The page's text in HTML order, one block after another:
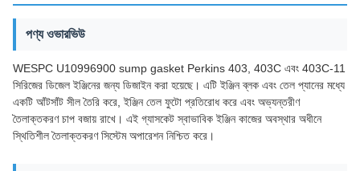
পণ্য ওভারভিউ
WESPC U10996900 sump gasket Perkins 403, 403C এবং 403C-11
সিরিজের ডিজেল ইঞ্জিনের জন্য ডিজাইন করা হয়েছে। এটি ইঞ্জিন ব্লক এবং তেল প্যানের মধ্যে
একটি আঁটসাঁট সীল তৈরি করে, ইঞ্জিন তেল ফুটো প্রতিরোধ করে এবং অভ্যন্তরীণ
তৈলাক্তকরণ চাপ বজায় রাখে। এই গ্যাসকেট স্বাভাবিক ইঞ্জিন কাজের অবস্থার অধীনে
স্থিতিশীল তৈলাক্তকরণ সিস্টেম অপারেশন নিশ্চিত করে।